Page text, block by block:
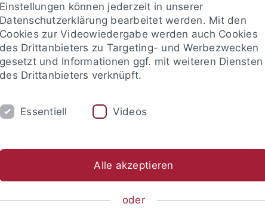
FORSCHUNG EINRICHTUNGEN
um sich anzumelden:
Einstellungen können jederzeit in unserer
Datenschutzerklärung bearbeitet werden. Mit den
Cookies zur Videowiedergabe werden auch Cookies
des Drittanbieters zu Targeting- und Werbezwecken
gesetzt und Informationen ggf. mit weiteren Diensten
des Drittanbieters verknüpft.
Essentiell Videos
Alle akzeptieren
oder